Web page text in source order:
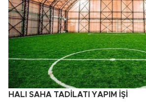
HALI SAHA TADİLATI YAPIM İŞİ